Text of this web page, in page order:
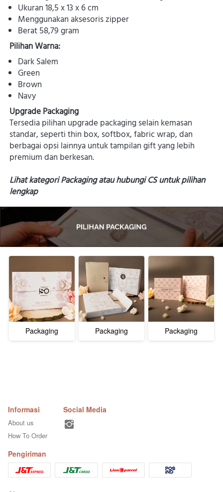
Ukuran 18,5 x 13 x 6 cm
Menggunakan aksesoris zipper
Berat 58,79 gram
Pilihan Warna:
Dark Salem
Green
Brown
Navy
Upgrade Packaging
Tersedia pilihan upgrade packaging selain kemasan
standar, seperti thin box, softbox, fabric wrap, dan
berbagai opsi lainnya untuk tampilan gift yang lebih
premium dan berkesan.
Lihat kategori Packaging atau hubungi CS untuk pilihan
lengkap
Packaging
Packaging
Packaging
Informasi
About us
How To Order
Social Media
Pengiriman